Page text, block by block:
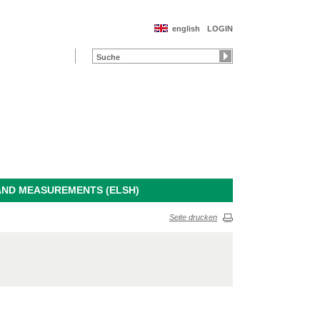
LOGIN
english
MEASUREMENTS (ELSH)
Seite drucken